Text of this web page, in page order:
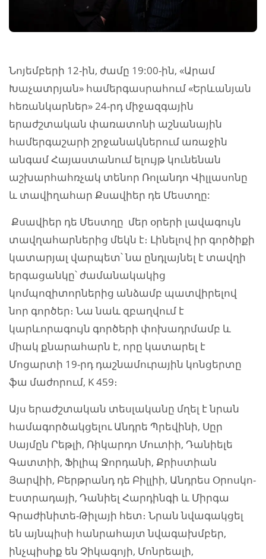
Նոյեմբերի 12-ին, ժամը 19:00-ին, «Արամ
Խաչատրյան» համերգասրահում «Երևանյան
հեռանկարներ» 24-րդ միջազգային
երաժշտական փառատոնի աշնանային
համերգաշարի շրջանակներում առաջին
անգամ Հայաստանում ելույթ կունենան
աշխարհահռչակ տենոր Ռոլանդո Վիլլասոնը
և տավիղահար Քսավիեր դե Մեստղը:
Քսավիեր դե Մեստղը մեր օրերի լավագույն
տավղահարներից մեկն է։ Լինելով իր գործիքի
կատարյալ վարպետ՝ նա ընդլայնել է տավղի
երգացանկը՝ ժամանակակից
կոմպոզիտորներից անձամբ պատվիրելով
նոր գործեր։ Նա նաև զբաղվում է
կարևորագույն գործերի փոխադրմամբ և
միակ քնարահարն է, որը կատարել է
Մոցարտի 19-րդ դաշնամուրային կոնցերտը
ֆա մաժորում, K 459։
Այս երաժշտական տեսլականը մղել է նրան
համագործակցելու Անդրե Պրեվինի, Սըր
Սայմըն Րեթլի, Ռիկարդո Մուտիի, Դանիելե
Գատտիի, Ֆիլիպ Ջորդանի, Քրիստիան
Յարվիի, Բերթրանդ դե Բիլլիի, Անդրես Օրոսկո-
Էստրադայի, Դանիել Հարդինգի և Միրգա
Գրաժինիտե-Թիլայի հետ։ Նրան նվագակցել
են այնպիսի հանրահայտ նվագախմբեր,
ինչպիսիք են Չիկագոյի, Մոնրեալի,